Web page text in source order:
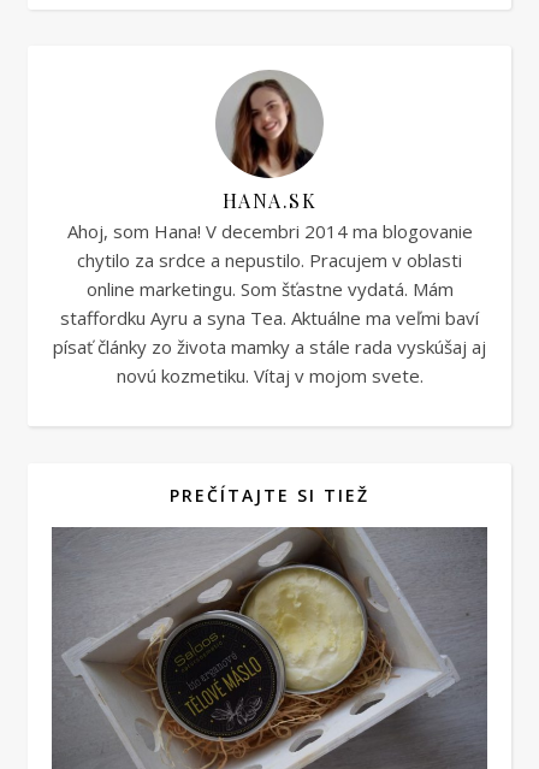
HANA.SK
Ahoj, som Hana! V decembri 2014 ma blogovanie
chytilo za srdce a nepustilo. Pracujem v oblasti
online marketingu. Som šťastne vydatá. Mám
staffordku Ayru a syna Tea. Aktuálne ma veľmi baví
písať články zo života mamky a stále rada vyskúšaj aj
novú kozmetiku. Vítaj v mojom svete.
PREČÍTAJTE SI TIEŽ